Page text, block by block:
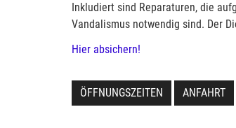
Inkludiert sind Reparaturen, die
Vandalismus notwendig sind. Der
Hier absichern!
ÖFFNUNGSZEITEN ANFAHRT